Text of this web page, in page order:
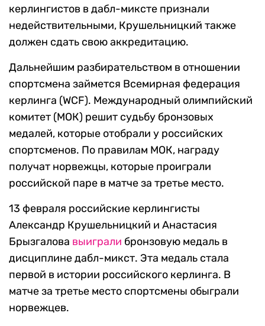
керлингистов в дабл-миксте признали
недействительными, Крушельницкий также
должен сдать свою аккредитацию.
Дальнейшим разбирательством в отношении
спортсмена займется Всемирная федерация
керлинга (WCF). Международный олимпийский
комитет (МОК) решит судьбу бронзовых
медалей, которые отобрали у российских
спортсменов. По правилам МОК, награду
получат норвежцы, которые проиграли
российской паре в матче за третье место.
13 февраля российские керлингисты
Александр Крушельницкий и Анастасия
Брызгалова выиграли бронзовую медаль в
дисциплине дабл-микст. Эта медаль стала
первой в истории российского керлинга. В
матче за третье место спортсмены обыграли
норвежцев.